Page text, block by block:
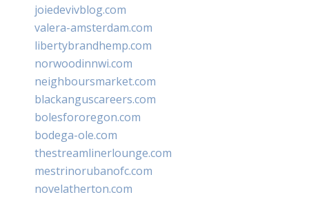
joiedevivblog.com
valera-amsterdam.com
libertybrandhemp.com
norwoodinnwi.com
neighboursmarket.com
blackanguscareers.com
bolesfororegon.com
bodega-ole.com
thestreamlinerlounge.com
mestrinorubanofc.com
novelatherton.com